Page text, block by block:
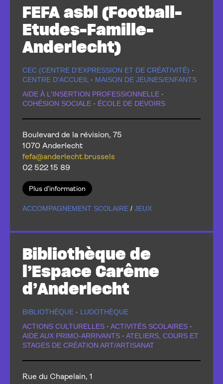
FEFA asbl (Football-
Etudes-Famille-
Anderlecht)
CEC (CENTRE D'EXPRESSION ET DE CRÉATIVITÉ) ·
CENTRE D’ACCUEIL· MAISON DE JEUNES/ENFANTS
AIDE À L'INSERTION PROFESSIONNELLE ·
COHÉSION SOCIALE · ÉCOLE DE DEVOIRS
Boulevard de la révision, 75
1070 Anderlecht
fefa@anderlecht.brussels
02 522 15 89
Plus d'information
ACCOMPAGNEMENT SCOLAIRE / JEUX
Bibliothèque de
l’Espace Carême
d’Anderlecht
BIBLIOTHÈQUE · LUDOTHÈQUE
ACTIONS CULTURELLES · ACTIVITÉS SCOLAIRES ·
AIDE AUX PRIMO-ARRIVANTS · ATELIERS, COURS ET
STAGES DE CRÉATION ART/ARTISANAT
Rue du Chapelain, 1